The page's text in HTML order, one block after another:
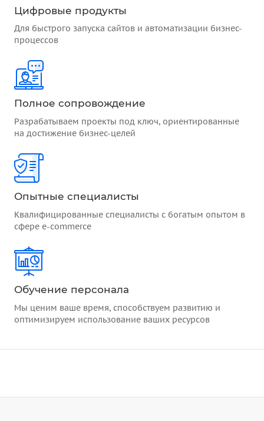
Цифровые продукты
Для быстрого запуска сайтов и автоматизации бизнес-
процессов
Полное сопровождение
Разрабатываем проекты под ключ, ориентированные
на достижение бизнес-целей
Опытные специалисты
Квалифицированные специалисты с богатым опытом в
сфере e-commerce
Обучение персонала
Мы ценим ваше время, способствуем развитию и
оптимизируем использование ваших ресурсов